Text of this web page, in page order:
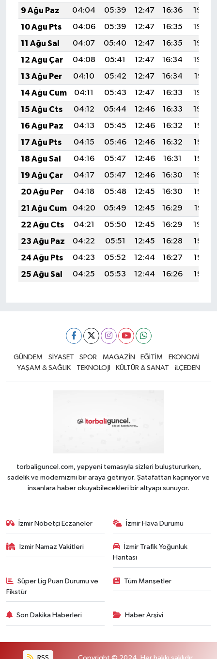
9 Ağu Paz
04:04 05:39 12:47 16:36
19:46
10 Ağu Pts
04:06 05:39 12:47 16:35
19:45
11 Ağu Sal
04:07 05:40 12:47 16:35
19:44
12 Ağu Çar
04:08 05:41 12:47 16:34
19:43
13 Ağu Per
04:10 05:42 12:47 16:34
19:41
14 Ağu Cum
04:11 05:43 12:47 16:33
19:40
15 Ağu Cts
04:12 05:44 12:46 16:33
19:39
16 Ağu Paz
04:13 05:45 12:46 16:32
19:38
17 Ağu Pts
04:15 05:46 12:46 16:32
19:36
18 Ağu Sal
04:16 05:47 12:46 16:31
19:35
19 Ağu Çar
04:17 05:47 12:46 16:30
19:34
20 Ağu Per
04:18 05:48 12:45 16:30
19:32
21 Ağu Cum
04:20 05:49 12:45 16:29
19:31
22 Ağu Cts
04:21 05:50 12:45 16:29
19:30
23 Ağu Paz
04:22 05:51 12:45 16:28
19:28
24 Ağu Pts
04:23 05:52 12:44 16:27
19:27
25 Ağu Sal
04:25 05:53 12:44 16:26 19:25
GÜNDEM SİYASET SPOR MAGAZİN EĞİTİM
EKONOMİ
YAŞAM & SAĞLIK
TEKNOLOJİ KÜLTÜR & SANAT iLÇEDEN
torbaliguncel.com, yepyeni temasıyla sizleri buluştururken,
sadelik ve modernizmi bir araya getiriyor. Şatafattan kaçınıyor ve
insanlara haber okuyabilecekleri bir altyapı sunuyor.
İzmir Nöbetçi Eczaneler İzmir Hava Durumu
İzmir Namaz Vakitleri
İzmir Trafik Yoğunluk
Haritası
Süper Lig Puan Durumu ve
Fikstür
Tüm Manşetler
Son Dakika Haberleri Haber Arşivi